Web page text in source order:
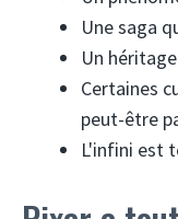
Une saga
Un
Certaines
peut-être
L'infini est